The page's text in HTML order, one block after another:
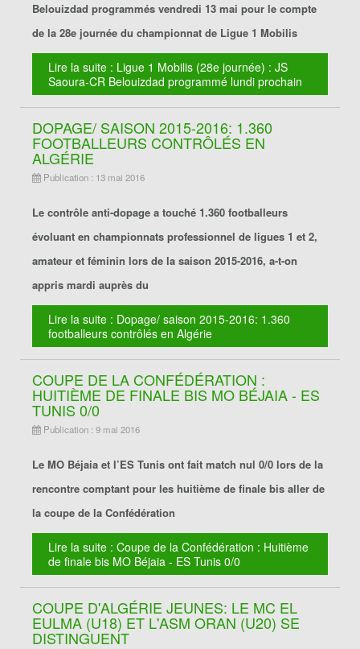
Belouizdad programmés vendredi 13 mai pour le compte
de la 28e journée du championnat de Ligue 1 Mobilis
Lire la suite : Ligue 1 Mobilis (28e journée) : JS
Saoura-CR Belouizdad programmé lundi prochain
DOPAGE/ SAISON 2015-2016: 1.360
FOOTBALLEURS CONTRÔLÉS EN
ALGÉRIE
Publication : 13 mai 2016
Le contrôle anti-dopage a touché 1.360 footballeurs
évoluant en championnats professionnel de ligues 1 et 2,
amateur et féminin lors de la saison 2015-2016, a-t-on
appris mardi auprès du
Lire la suite : Dopage/ saison 2015-2016: 1.360
footballeurs contrôlés en Algérie
COUPE DE LA CONFÉDÉRATION :
HUITIÈME DE FINALE BIS MO BÉJAIA - ES
TUNIS 0/0
Publication : 9 mai 2016
Le MO Béjaia et l’ES Tunis ont fait match nul 0/0 lors de la
rencontre comptant pour les huitième de finale bis aller de
la coupe de la Confédération
Lire la suite : Coupe de la Confédération : Huitième
de finale bis MO Béjaia - ES Tunis 0/0
COUPE D'ALGÉRIE JEUNES: LE MC EL
EULMA (U18) ET L'ASM ORAN (U20) SE
DISTINGUENT